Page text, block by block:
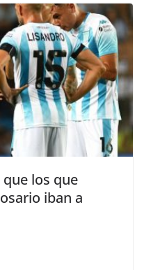
que los que
iban a